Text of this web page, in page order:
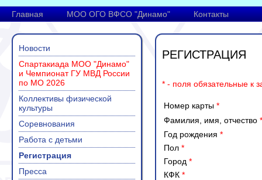
Главная МОО ОГО ВФСО "Динамо" Контакты
Новости
Спартакиада МОО "Динамо"
и Чемпионат ГУ МВД России
по МО 2026
Коллективы физической
культуры
Соревнования
Работа с детьми
Регистрация
Пресса
РЕГИСТРАЦИЯ
* - поля обязательные к
Номер карты *
Фамилия, имя, отчество *
Год рождения *
Пол *
Город *
КФК *